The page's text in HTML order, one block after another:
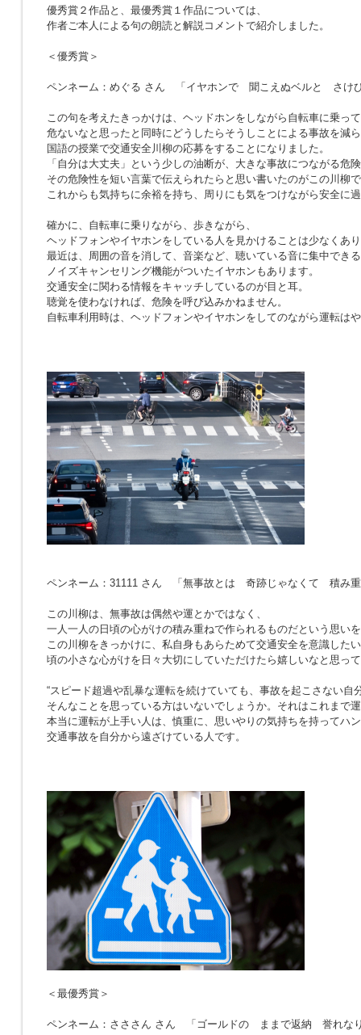
優秀賞２作品と、最優秀賞１作品については、
作者ご本人による句の朗読と解説コメントで紹介しました。
＜優秀賞＞
ペンネーム：めぐる さん 「イヤホンで 聞こえぬベルと さけ
この句を考えたきっかけは、ヘッドホンをしながら自転車に乗っ
危ないなと思ったと同時にどうしたらそうしことによる事故を減
国語の授業で交通安全川柳の応募をすることになりました。
「自分は大丈夫」という少しの油断が、大きな事故につながる危
その危険性を短い言葉で伝えられたらと思い書いたのがこの川柳
これからも気持ちに余裕を持ち、周りにも気をつけながら安全に
確かに、自転車に乗りながら、歩きながら、
ヘッドフォンやイヤホンをしている人を見かけることは少なくあ
最近は、周囲の音を消して、音楽など、聴いている音に集中できる
ノイズキャンセリング機能がついたイヤホンもあります。
交通安全に関わる情報をキャッチしているのが目と耳。
聴覚を使わなければ、危険を呼び込みかねません。
自転車利用時は、ヘッドフォンやイヤホンをしてのながら運転は
ペンネーム：31111 さん 「無事故とは 奇跡じゃなくて 積み
この川柳は、無事故は偶然や運とかではなく、
一人一人の日頃の心がけの積み重ねで作られるものだという思い
この川柳をきっかけに、私自身もあらためて交通安全を意識した
頃の小さな心がけを日々大切にしていただけたら嬉しいなと思っ
“スピード超過や乱暴な運転を続けていても、事故を起こさない自
そんなことを思っている方はいないでしょうか。それはこれまで
本当に運転が上手い人は、慎重に、思いやりの気持ちを持ってハ
交通事故を自分から遠ざけている人です。
＜最優秀賞＞
ペンネーム：さささん さん 「ゴールドの ままで返納 誉れな